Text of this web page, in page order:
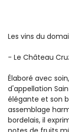
Les vins du
- Le Château
Élaboré avec
d'appellation
élégante et son
assemblage
bordelais, il